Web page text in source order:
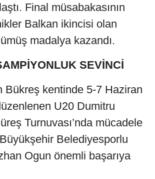
Final müsabakasının
Balkan ikincisi olan
madalya kazandı.
SEVİNCİ
Bükreş kentinde 5-7 Haziran
U20 Dumitru
Turnuvası’nda mücadele
Belediyesporlu
Ogun önemli başarıya